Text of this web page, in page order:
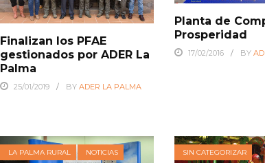
Finalizan los PFAE
gestionados por ADER La
Palma
25/01/2019 BYADER LA PALMA
Planta de
Prosperidad
17/02/2016 BY
LA PALMA RURAL NOTICIAS SIN CATEGORIZAR